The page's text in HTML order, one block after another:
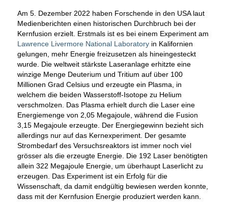
Am 5. Dezember 2022 haben Forschende in den USA laut
Medienberichten einen historischen Durchbruch bei der
Kernfusion erzielt. Erstmals ist es bei einem Experiment am
Lawrence Livermore National Laboratoryin Kalifornien
gelungen, mehr Energie freizusetzen als hineingesteckt
wurde. Die weltweit stärkste Laseranlage erhitzte eine
winzige Menge Deuterium und Tritium auf über 100
Millionen Grad Celsius und erzeugte ein Plasma, in
welchem die beiden Wasserstoff-Isotope zu Helium
verschmolzen. Das Plasma erhielt durch die Laser eine
Energiemenge von 2,05 Megajoule, während die Fusion
3,15 Megajoule erzeugte. Der Energiegewinn bezieht sich
allerdings nur auf das Kernexperiment. Der gesamte
Strombedarf des Versuchsreaktors ist immer noch viel
grösser als die erzeugte Energie. Die 192 Laser benötigten
allein 322 Megajoule Energie, um überhaupt Laserlicht zu
erzeugen. Das Experiment ist ein Erfolg für die
Wissenschaft, da damit endgültig bewiesen werden konnte,
dass mit der Kernfusion Energie produziert werden kann.